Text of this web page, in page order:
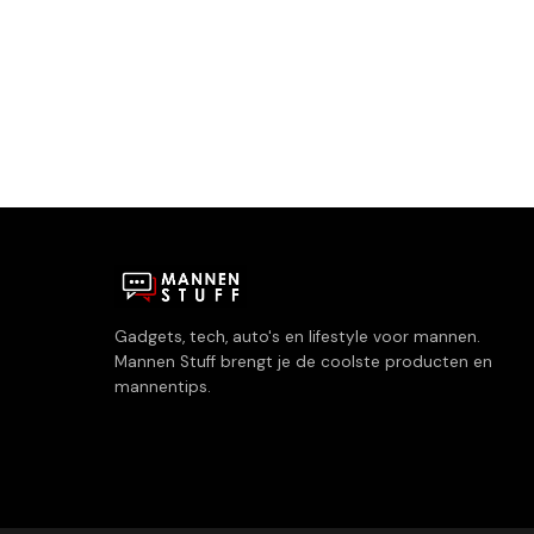
Gadgets, tech, auto's en lifestyle voor mannen.
Mannen Stuff brengt je de coolste producten en
mannentips.